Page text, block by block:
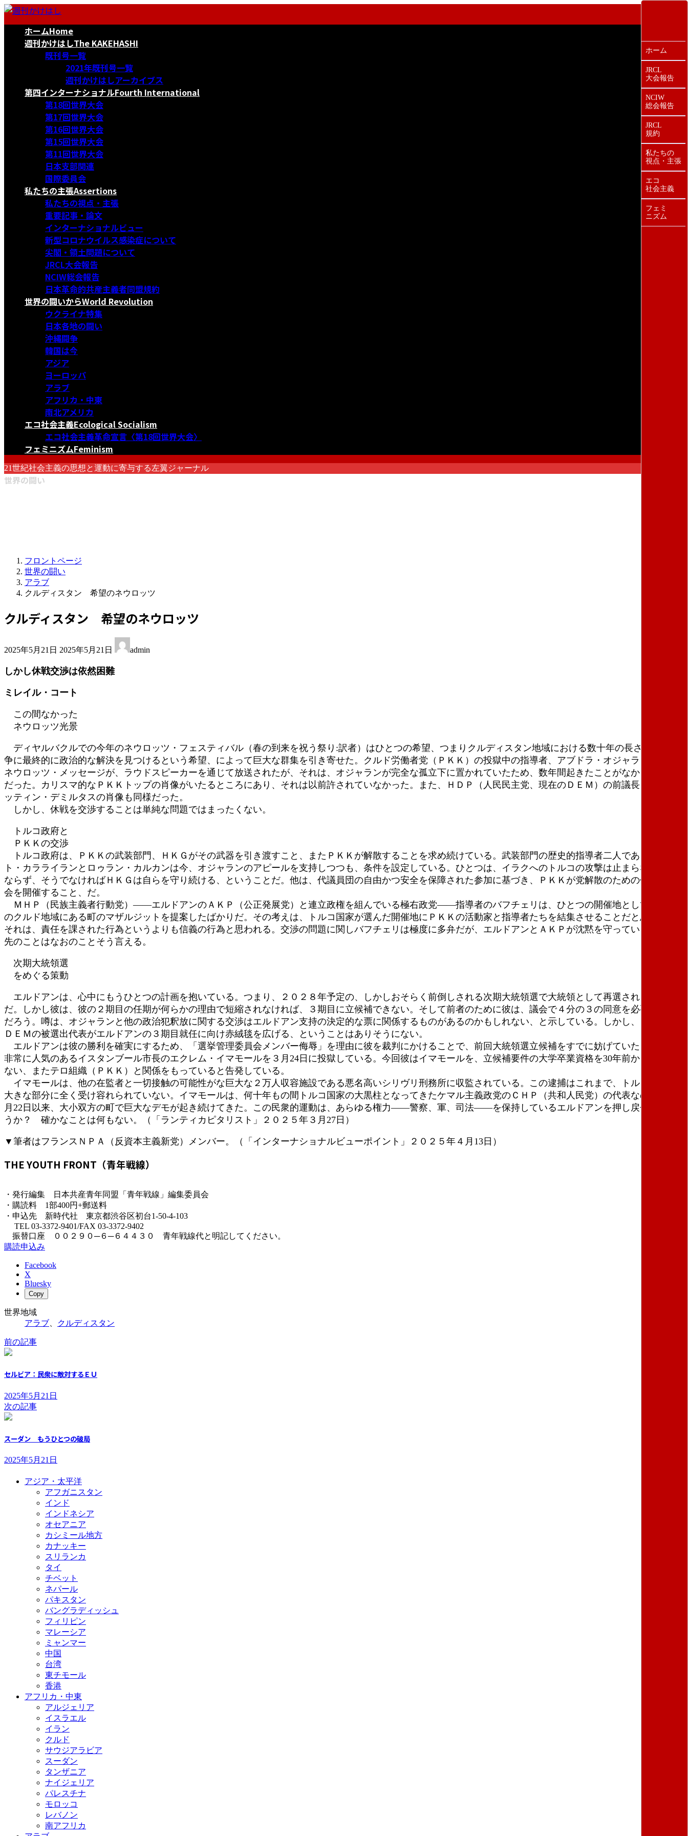
コ
ナ
ホームHome
週刊かけはしThe KAKEHASHI
既刊号一覧
2021年既刊号一覧
週刊かけはしアーカイブス
第四インターナショナルFourth International
第18回世界大会
第17回世界大会
第16回世界大会
第15回世界大会
第11回世界大会
日本支部関連
国際委員会
私たちの主張Assertions
私たちの視点・主張
重要記事・論文
インターナショナルビュー
新型コロナウイルス感染症について
尖閣・領土問題について
JRCL大会報告
NCIW総会報告
日本革命的共産主義者同盟規約
世界の闘いからWorld Revolution
ウクライナ特集
日本各地の闘い
沖縄闘争
韓国は今
アジア
ヨーロッパ
アラブ
アフリカ・中東
南北アメリカ
エコ社会主義Ecological Socialism
エコ社会主義革命宣言〈第18回世界大会〉
フェミニズムFeminism
21世紀社会主義の思想と運動に寄与する左翼ジャーナル
世界の闘い
フロントページ
世界の闘い
アラブ
クルディスタン 希望のネウロッツ
クルディスタン 希望のネウロッツ
2025年5月21日 終
新
時
2025年5月21日 admin
しかし休戦交渉は依然困難
ミレイル・コート
この間なかった
ネウロッツ光景
ディヤルバクルでの今年のネウロッツ・フェスティバル（春の到来を祝う祭り:訳者）はひとつの希望、つまりクルディスタン地域における数十年の長さになる紛
争に最終的に政治的な解決を見つけるという希望、によって巨大な群集を引き寄せた。クルド労働者党（ＰＫＫ）の投獄中の指導者、アブドラ・オジャランからの
ネウロッツ・メッセージが、ラウドスピーカーを通じて放送されたが、それは、オジャランが完全な孤立下に置かれていたため、数年間起きたことがなかったこと
だった。カリスマ的なＰＫＫトップの肖像がいたるところにあり、それは以前許されていなかった。また、ＨＤＰ（人民民主党、現在のＤＥＭ）の前議長、セラハ
ッティン・デミルタスの肖像も同様だった。
しかし、休戦を交渉することは単純な問題ではまったくない。
トルコ政府と
ＰＫＫの交渉
トルコ政府は、ＰＫＫの武装部門、ＨＫＧがその武器を引き渡すこと、またＰＫＫが解散することを求め続けている。武装部門の歴史的指導者二人であるムラー
ト・カラライランとロゥラン・カルカンは今、オジャランのアピールを支持しつつも、条件を設定している。ひとつは、イラクへのトルコの攻撃は止まらなければ
ならず、そうでなければＨＫＧは自らを守り続ける、ということだ。他は、代議員団の自由かつ安全を保障された参加に基づき、ＰＫＫが党解散のための代議員大
会を開催すること、だ。
ＭＨＰ（民族主義者行動党）――エルドアンのＡＫＰ（公正発展党）と連立政権を組んでいる極右政党――指導者のバフチェリは、ひとつの開催地としてトルコ
のクルド地域にある町のマザルジットを提案したばかりだ。その考えは、トルコ国家が選んだ開催地にＰＫＫの活動家と指導者たちを結集させることだと思われ、
それは、責任を課された行為というよりも信義の行為と思われる。交渉の問題に関しバフチェリは極度に多弁だが、エルドアンとＡＫＰが沈黙を守っている以上、
先のことはなおのことそう言える。
次期大統領選
をめぐる策動
エルドアンは、心中にもうひとつの計画を抱いている。つまり、２０２８年予定の、しかしおそらく前倒しされる次期大統領選で大統領として再選されること
だ。しかし彼は、彼の２期目の任期が何らかの理由で短縮されなければ、３期目に立候補できない。そして前者のために彼は、議会で４分の３の同意を必要とする
だろう。噂は、オジャランと他の政治犯釈放に関する交渉はエルドアン支持の決定的な票に関係するものがあるのかもしれない、と示している。しかし、ＨＤＰ／
ＤＥＭの被選出代表がエルドアンの３期目就任に向け赤絨毯を広げる、ということはありそうにない。
エルドアンは彼の勝利を確実にするため、「選挙管理委員会メンバー侮辱」を理由に彼を裁判にかけることで、前回大統領選立候補をすでに妨げていたように、
非常に人気のあるイスタンブール市長のエクレム・イマモールを３月24日に投獄している。今回彼はイマモールを、立候補要件の大学卒業資格を30年前から得てい
ない、またテロ組織（ＰＫＫ）と関係をもっていると告発している。
イマモールは、他の在監者と一切接触の可能性がな巨大な２万人収容施設である悪名高いシリヴリ刑務所に収監されている。この逮捕はこれまで、トルコ住民の
大きな部分に全く受け容れられていない。イマモールは、何十年もの間トルコ国家の大黒柱となってきたケマル主義政党のＣＨＰ（共和人民党）の代表なのだ。３
月22日以来、大小双方の町で巨大なデモが起き続けてきた。この民衆的運動は、あらゆる権力――警察、軍、司法――を保持しているエルドアンを押し戻せるだろ
うか？ 確かなことは何もない。（「ランティカピタリスト」２０２５年３月27日）
▼筆者はフランスＮＰＡ（反資本主義新党）メンバー。（「インターナショナルビューポイント」２０２５年４月13日）
THE YOUTH FRONT（青年戦線）
・発行編集 日本共産青年同盟「青年戦線」編集委員会
・購読料 1部400円+郵送料
・申込先 新時代社 東京都渋谷区初台1-50-4-103
TEL 03-3372-9401/FAX 03-3372-9402
振替口座 ００２９０─６─６４４３０ 青年戦線代と明記してください。
購読申込み
Facebook
X
Bluesky
Copy
世界地域
アラブ
クルディスタン
前の記事
セルビア：民衆に敵対するＥＵ
2025年5月21日
次の記事
スーダン もうひとつの破局
2025年5月21日
アジア・太平洋
アフガニスタン
インド
インドネシア
オセアニア
カシミール地方
カナッキー
スリランカ
タイ
チベット
ネパール
パキスタン
バングラディッシュ
フィリピン
マレーシア
ミャンマー
中国
台湾
東チモール
香港
アフリカ・中東
アルジェリア
イスラエル
イラン
クルド
サウジアラビア
スーダン
タンザニア
ナイジェリア
パレスチナ
モロッコ
レバノン
南アフリカ
ホーム
JRCL
大会報告
NCIW
総会報告
JRCL
規約
私たちの
視点・主張
エコ
社会主義
フェミ
ニズム